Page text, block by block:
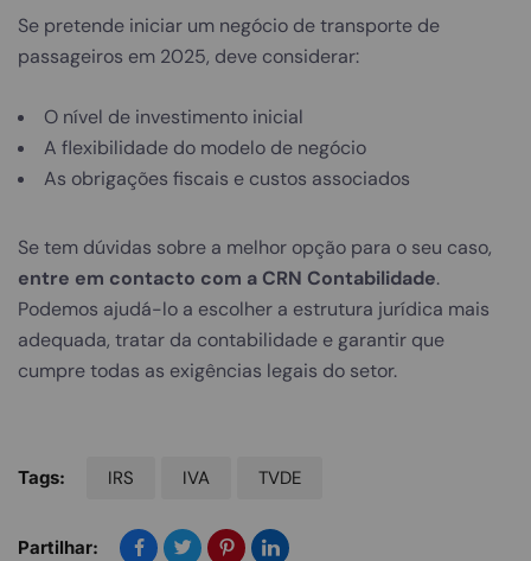
Se pretende iniciar um negócio de transporte de
passageiros em 2025, deve considerar:
O nível de investimento inicial
A flexibilidade do modelo de negócio
As obrigações fiscais e custos associados
Se tem dúvidas sobre a melhor opção para o seu caso,
entre em contacto com a CRN Contabilidade.
Podemos ajudá-lo a escolher a estrutura jurídica mais
adequada, tratar da contabilidade e garantir que
cumpre todas as exigências legais do setor.
Tags: IRS IVA TVDE
Partilhar: